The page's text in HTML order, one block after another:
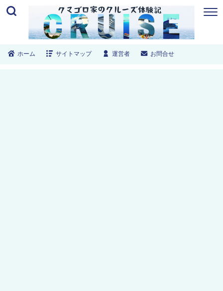
ホーム サイトマップ 運営者 お問合せ